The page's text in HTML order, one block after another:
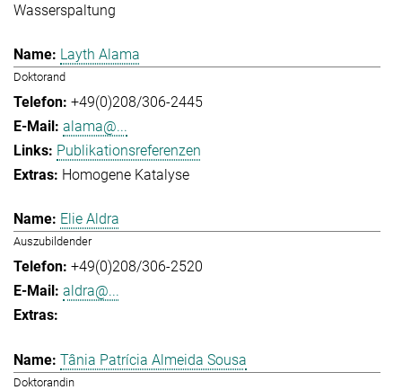
Wasserspaltung
Layth Alama
Doktorand
+49(0)208/306-2445
alama@...
Publikationsreferenzen
Homogene Katalyse
Elie Aldra
Auszubildender
+49(0)208/306-2520
aldra@...
Tânia Patrícia Almeida Sousa
Doktorandin